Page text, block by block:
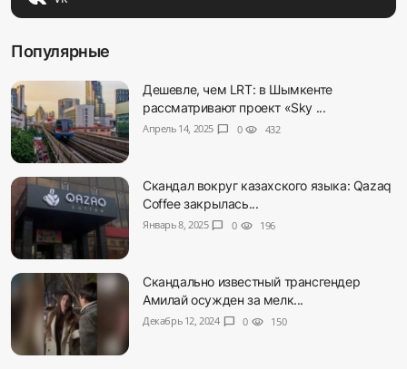
Популярные
Дешевле, чем LRT: в Шымкенте
рассматривают проект «Sky ...
Апрель 14, 2025 chat_bubble 0 visibility 432
Скандал вокруг казахского языка: Qazaq
Coffee закрылась...
Январь 8, 2025 chat_bubble 0 visibility 196
Скандально известный трансгендер
Амилай осужден за мелк...
Декабрь 12, 2024 chat_bubble 0 visibility 150